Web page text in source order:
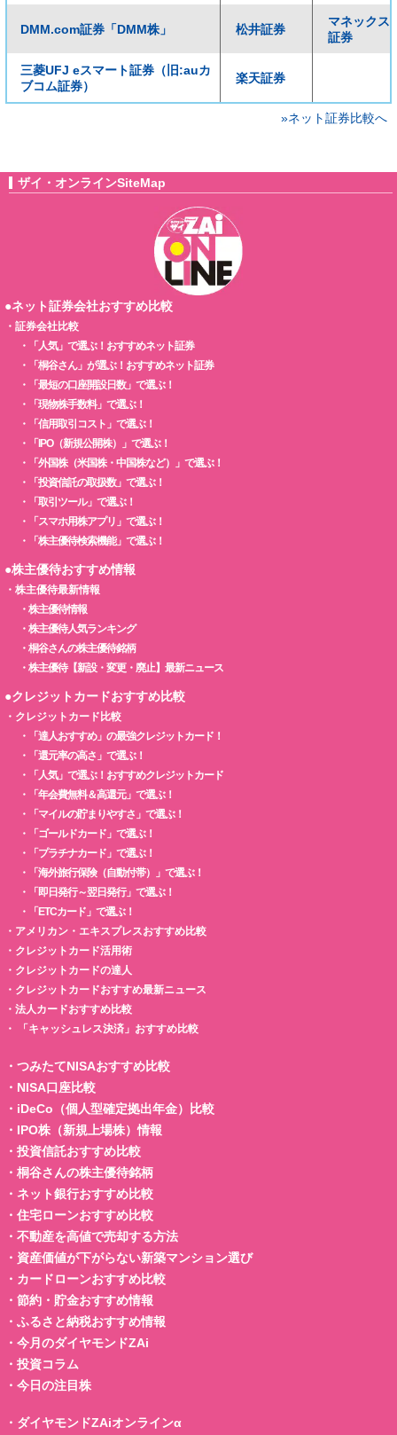
DMM.com証券「DMM株」 松井証券
マネックス
証券
三菱UFJ eスマート証券（旧:auカ
ブコム証券）
楽天証券
»ネット証券比較へ
ザイ・オンラインSiteMap
●ネット証券会社おすすめ比較
・ 証券会社比較
・
「人気」で選ぶ！おすすめネット証券
・
「桐谷さん」が選ぶ！おすすめネット証券
・
「最短の口座開設日数」で選ぶ！
・
「現物株手数料」で選ぶ！
・
「信用取引コスト」で選ぶ！
・
「IPO（新規公開株）」で選ぶ！
・
「外国株（米国株・中国株など）」で選ぶ！
・
「投資信託の取扱数」で選ぶ！
・
「取引ツール」で選ぶ！
・
「スマホ用株アプリ」で選ぶ！
・
「株主優待検索機能」で選ぶ！
●株主優待おすすめ情報
・ 株主優待最新情報
・ 株主優待情報
・ 株主優待人気ランキング
・ 桐谷さんの株主優待銘柄
・ 株主優待【新設・変更・廃止】最新ニュース
●クレジットカードおすすめ比較
・ クレジットカード比較
・
「達人おすすめ」の最強クレジットカード！
・
「還元率の高さ」で選ぶ！
・
「人気」で選ぶ！おすすめクレジットカード
・
「年会費無料＆高還元」で選ぶ！
・
「マイルの貯まりやすさ」で選ぶ！
・
「ゴールドカード」で選ぶ！
・
「プラチナカード」で選ぶ！
・
「海外旅行保険（自動付帯）」で選ぶ！
・
「即日発行～翌日発行」で選ぶ！
・
「ETCカード」で選ぶ！
・ アメリカン・エキスプレスおすすめ比較
・ クレジットカード活用術
・ クレジットカードの達人
・ クレジットカードおすすめ最新ニュース
・ 法人カードおすすめ比較
・
「キャッシュレス決済」おすすめ比較
・ つみたてNISAおすすめ比較
・ NISA口座比較
・ iDeCo（個人型確定拠出年金）比較
・ IPO株（新規上場株）情報
・ 投資信託おすすめ比較
・ 桐谷さんの株主優待銘柄
・ ネット銀行おすすめ比較
・ 住宅ローンおすすめ比較
・ 不動産を高値で売却する方法
・ 資産価値が下がらない新築マンション選び
・ カードローンおすすめ比較
・ 節約・貯金おすすめ情報
・ ふるさと納税おすすめ情報
・ 今月のダイヤモンドZAi
・ 投資コラム
・ 今日の注目株
・ ダイヤモンドZAiオンラインα